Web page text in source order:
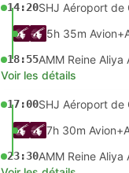
14:20SHJ Aéroport de
5h 35m
18:55AMM Reine Aliya
Voir les détails
17:00SHJ Aéroport de
7h 30m
23:30AMM Reine Aliya